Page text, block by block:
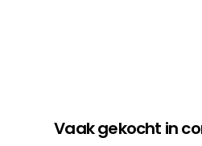
Vaak gekocht in